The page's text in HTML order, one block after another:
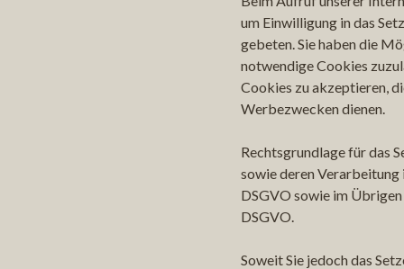
um Einwilligung in das
gebeten. Sie haben die
notwendige Cookies
Cookies zu akzeptieren,
Werbezwecken dienen.
Rechtsgrundlage für das
sowie deren Verarbeitung
DSGVO sowie im
DSGVO.
Soweit Sie jedoch das